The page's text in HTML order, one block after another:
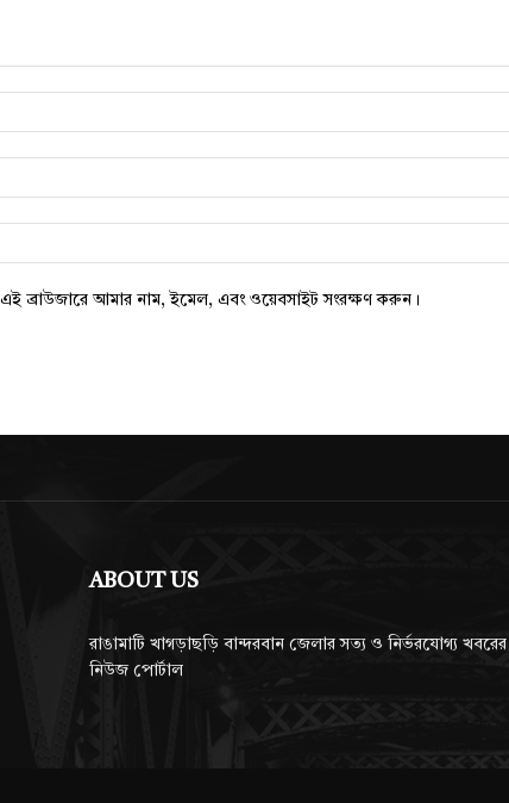
ব্রাউজারে আমার নাম, ইমেল, এবং ওয়েবসাইট সংরক্ষণ করুন।
ABOUT US
রাঙামাটি খাগড়াছড়ি বান্দরবান জেলার সত্য ও নির্ভরযোগ্য খবরের
নিউজ পোর্টাল